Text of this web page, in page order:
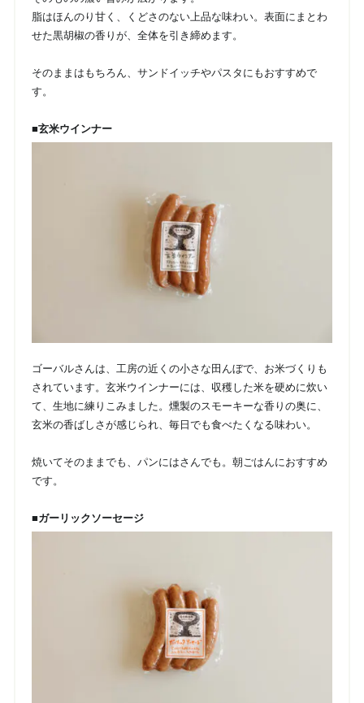
脂はほんのり甘く、くどさのない上品な味わい。表面にまとわ
せた黒胡椒の香りが、全体を引き締めます。
そのままはもちろん、サンドイッチやパスタにもおすすめで
す。
■玄米ウインナー
ゴーバルさんは、工房の近くの小さな田んぼで、お米づくりも
されています。玄米ウインナーには、収穫した米を硬めに炊い
て、生地に練りこみました。燻製のスモーキーな香りの奥に、
玄米の香ばしさが感じられ、毎日でも食べたくなる味わい。
焼いてそのままでも、パンにはさんでも。朝ごはんにおすすめ
です。
■ガーリックソーセージ